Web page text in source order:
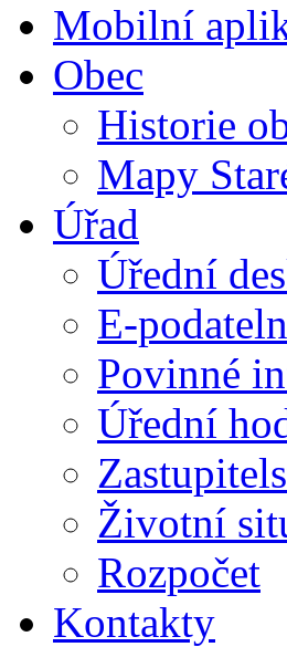
Mobilní
Obec
Historie
Mapy
Úřad
Úřední
E-
Povinné
Úřední
Životní
Rozpočet
Kontakty